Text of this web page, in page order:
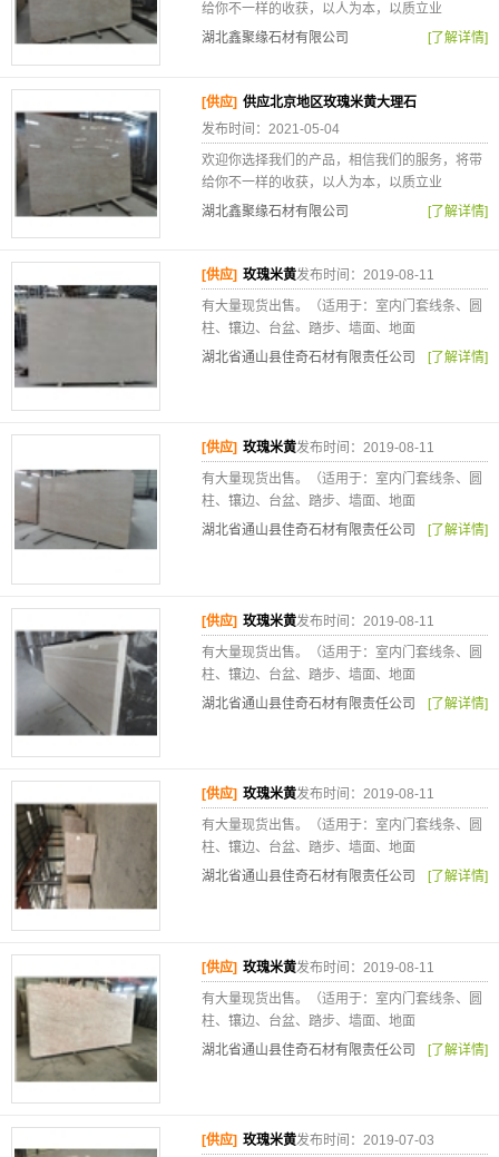
给你不一样的收获，以人为本，以质立业
湖北鑫聚缘石材有限公司
[了解详情]
[供应] 供应北京地区玫瑰米黄大理石
发布时间：2021-05-04
欢迎你选择我们的产品，相信我们的服务，将带
给你不一样的收获，以人为本，以质立业
湖北鑫聚缘石材有限公司
[了解详情]
[供应] 玫瑰米黄发布时间：2019-08-11
有大量现货出售。（适用于：室内门套线条、圆
柱、镶边、台盆、踏步、墙面、地面
湖北省通山县佳奇石材有限责任公司
[了解详情]
[供应] 玫瑰米黄发布时间：2019-08-11
有大量现货出售。（适用于：室内门套线条、圆
柱、镶边、台盆、踏步、墙面、地面
湖北省通山县佳奇石材有限责任公司
[了解详情]
[供应] 玫瑰米黄发布时间：2019-08-11
有大量现货出售。（适用于：室内门套线条、圆
柱、镶边、台盆、踏步、墙面、地面
湖北省通山县佳奇石材有限责任公司
[了解详情]
[供应] 玫瑰米黄发布时间：2019-08-11
有大量现货出售。（适用于：室内门套线条、圆
柱、镶边、台盆、踏步、墙面、地面
湖北省通山县佳奇石材有限责任公司
[了解详情]
[供应] 玫瑰米黄发布时间：2019-08-11
有大量现货出售。（适用于：室内门套线条、圆
柱、镶边、台盆、踏步、墙面、地面
湖北省通山县佳奇石材有限责任公司
[了解详情]
[供应] 玫瑰米黄发布时间：2019-07-03